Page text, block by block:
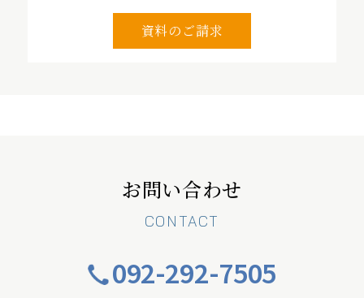
資料のご請求
お問い合わせ
CONTACT
092-292-7505